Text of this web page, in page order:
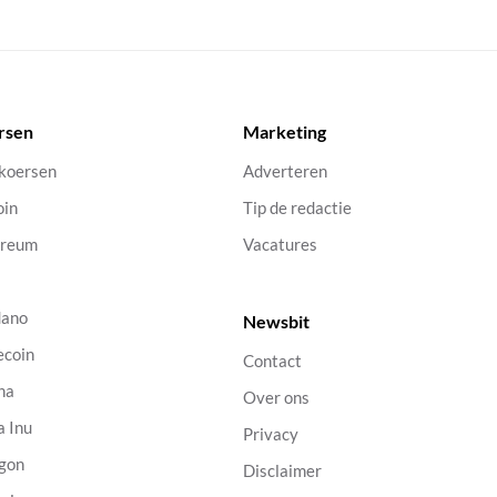
Inu
Marketing
Adverteren
Tip de redactie
Vacatures
Newsbit
Contact
Over ons
Privacy
Disclaimer